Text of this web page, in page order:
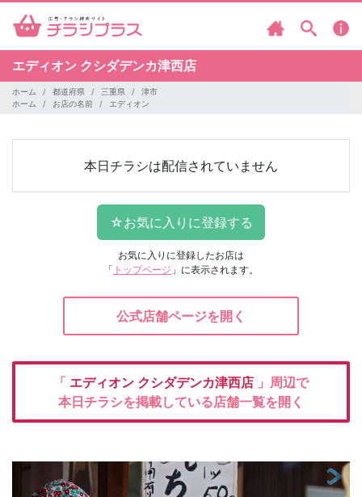
エディオン クシダデンカ津西店
ホーム 都道府県 三重県
津市
ホーム
お店の名前 エディオン
本日チラシは配信されていません
お気に入りに登録したお店は
「 トップページ 」に表示されます。
公式店舗ページを開く
「 エディオン クシダデンカ津西店 」周辺で
本日チラシを掲載している店舗一覧を開く